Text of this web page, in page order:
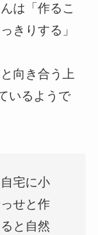
は「作るこ
きりする」
向き合う上
いるようで
宅に小
せと作
と自然